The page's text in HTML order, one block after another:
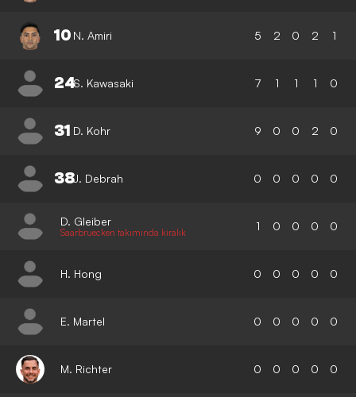
10 N. Amiri 5 2 0 2 1
24S. Kawasaki 7 1 1 1 0
31 D. Kohr 9 0 0 2 0
38J. Debrah 0 0 0 0 0
D. Gleiber
Saarbruecken takımında kiralık 1 0 0 0 0
H. Hong 0 0 0 0 0
E. Martel 0 0 0 0 0
M. Richter 0 0 0 0 0